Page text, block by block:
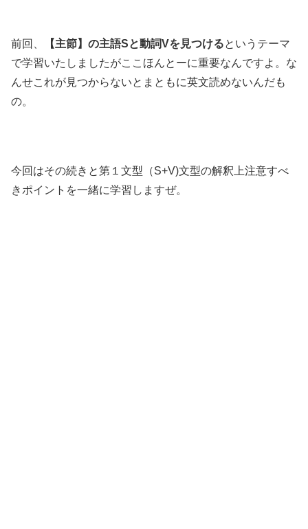
前回、 【主節】の主語Sと動詞Vを見つけるというテーマ
で学習いたしましたがここほんとーに重要なんですよ。な
んせこれが見つからないとまともに英文読めないんだも
の。
今回はその続きと第１文型（S+V)文型の解釈上注意すべ
きポイントを一緒に学習しますぜ。